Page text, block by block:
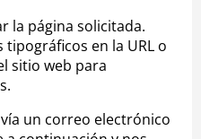
la página solicitada.
en la URL o
sitio web para
un correo electrónico